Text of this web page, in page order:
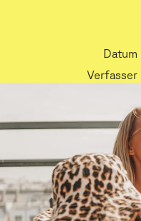
Datum
Verfasser